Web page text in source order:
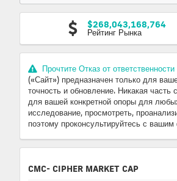
$268,043,168,764
Рейтинг Рынка
Прочтите Отказ от ответственности
(«Сайт») предназначен только для
точность и обновление. Никакая
для вашей конкретной опоры для
исследование, просмотреть,
поэтому проконсультируйтесь с
CMC- CIPHER MARKET CAP